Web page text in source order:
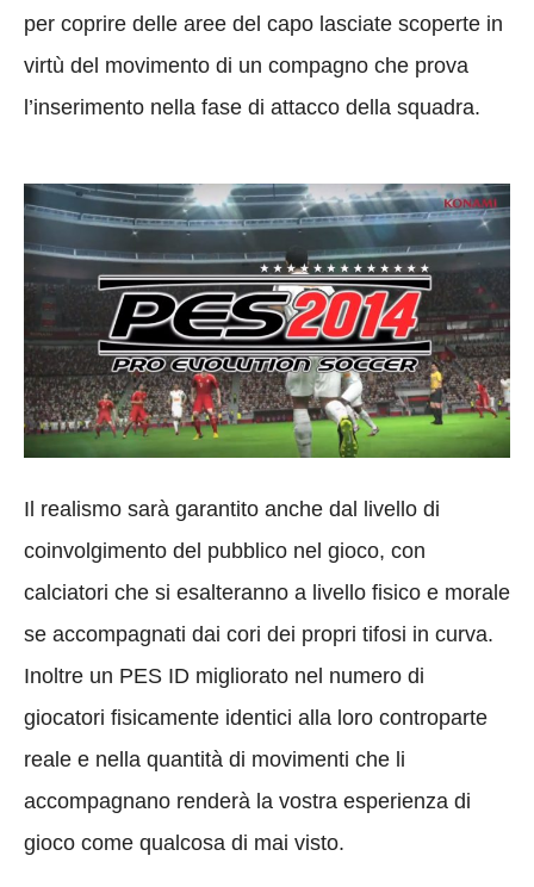
per coprire delle aree del capo lasciate scoperte in
virtù del movimento di un compagno che prova
l’inserimento nella fase di attacco della squadra.
Il realismo sarà garantito anche dal livello di
coinvolgimento del pubblico nel gioco, con
calciatori che si esalteranno a livello fisico e morale
se accompagnati dai cori dei propri tifosi in curva.
Inoltre un PES ID migliorato nel numero di
giocatori fisicamente identici alla loro controparte
reale e nella quantità di movimenti che li
accompagnano renderà la vostra esperienza di
gioco come qualcosa di mai visto.